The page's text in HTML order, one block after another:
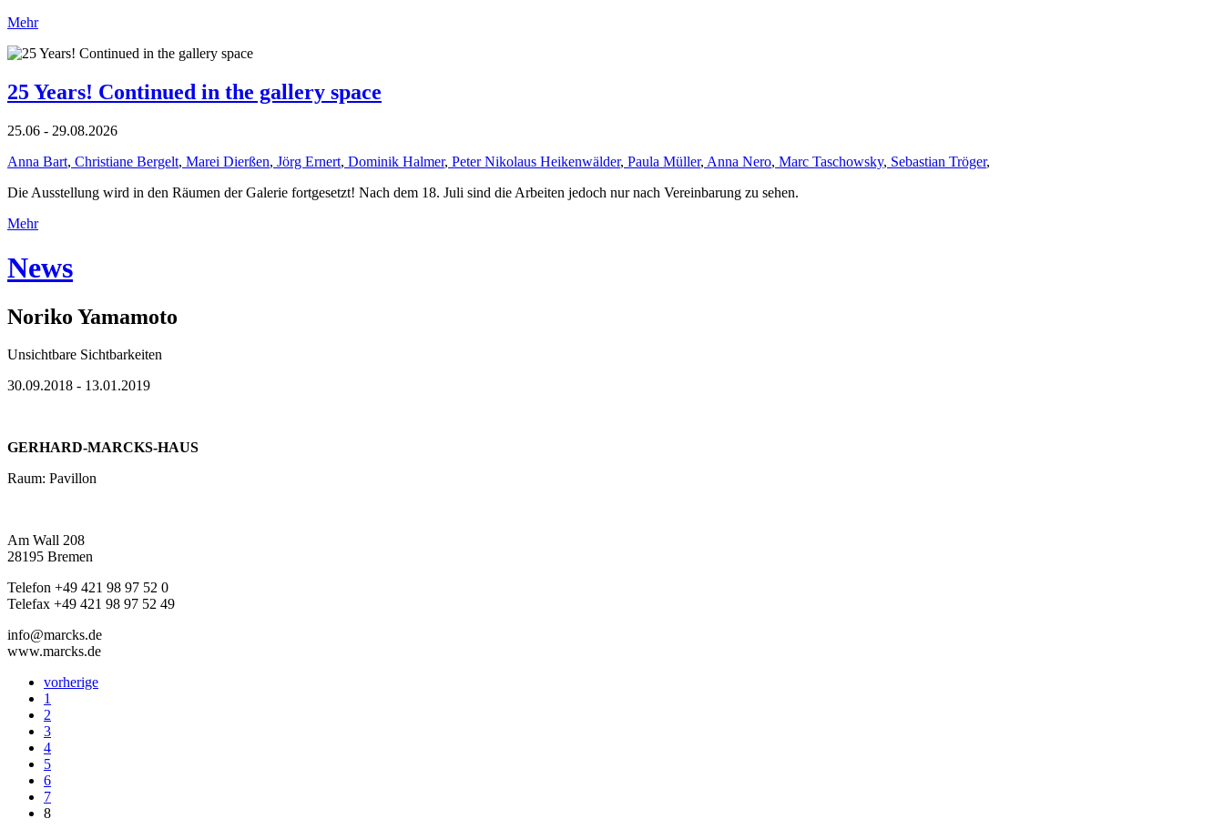
Mehr
25 Years! Continued in the gallery space
25.06 - 29.08.2026
Anna Bart, Christiane Bergelt, Marei Dierßen, Jörg Ernert, Dominik Halmer, Peter Nikolaus Heikenwälder, Paula Müller, Anna Nero, Marc Taschowsky, Sebastian Tröger,
Die Ausstellung wird in den Räumen der Galerie fortgesetzt! Nach dem 18. Juli sind die Arbeiten jedoch nur nach Vereinbarung zu sehen.
Mehr
News
Noriko Yamamoto
Unsichtbare Sichtbarkeiten
30.09.2018 - 13.01.2019
GERHARD-MARCKS-HAUS
Raum: Pavillon
Am Wall 208
28195 Bremen
Telefon +49 421 98 97 52 0
Telefax +49 421 98 97 52 49
info@marcks.de
www.marcks.de
vorherige
1
2
3
4
5
6
7
8